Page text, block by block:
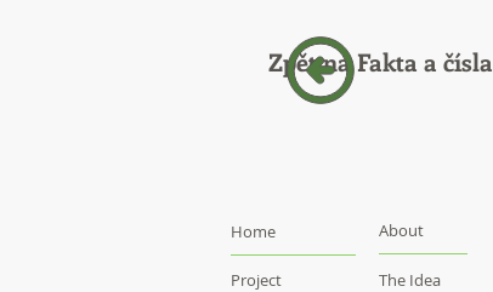
Zpět na Fakta a čísla
Home About
Project
The Idea